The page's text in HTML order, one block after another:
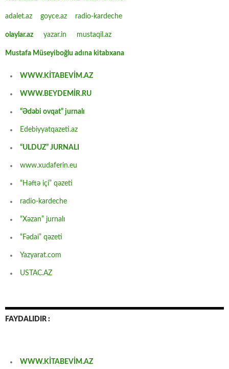
adalet.az goyce.az radio-kardeche
olaylar.az yazar.in mustaqil.az
Mustafa Müseyiboğlu adına kitabxana
WWW.KİTABEVİM.AZ
WWW.BEYDEMİR.RU
“Ədəbi ovqat” jurnalı
Edebiyyatqazeti.az
“ULDUZ” JURNALI
www.xudaferin.eu
“Həftə içi” qəzeti
radio-kardeche
“Xəzan” jurnalı
“Fədai” qəzeti
Yazyarat.com
USTAC.AZ
FAYDALIDIR :
WWW.KİTABEVİM.AZ